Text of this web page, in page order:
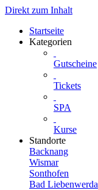
Direkt zum Inhalt
Startseite
Kategorien
Gutscheine
Tickets
SPA
Kurse
Standorte
Backnang
Wismar
Sonthofen
Bad Liebenwerda